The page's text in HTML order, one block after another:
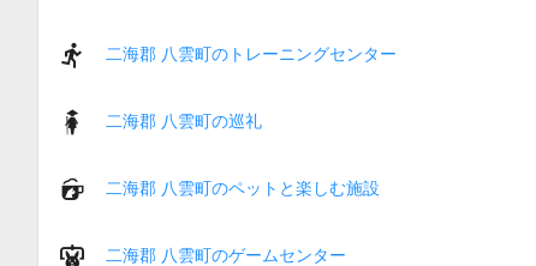
二海郡 八雲町のトレーニングセンター
二海郡 八雲町の巡礼
二海郡 八雲町のペットと楽しむ施設
二海郡 八雲町のゲームセンター